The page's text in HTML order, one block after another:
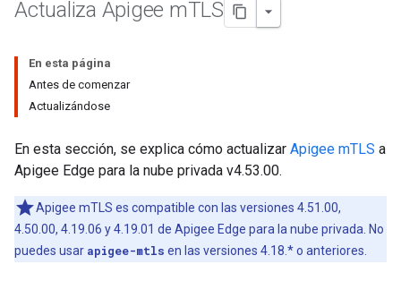
Actualiza Apigee mTLS
En esta página
Antes de comenzar
Actualizándose
En esta sección, se explica cómo actualizar Apigee mTLS a
Apigee Edge para la nube privada v4.53.00.
Apigee mTLS es compatible con las versiones 4.51.00,
4.50.00, 4.19.06 y 4.19.01 de Apigee Edge para la nube privada. No
puedes usar apigee-mtls en las versiones 4.18.* o anteriores.